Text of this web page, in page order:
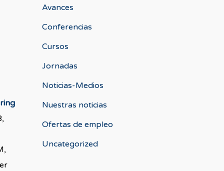
Avances
Conferencias
Cursos
Jornadas
Noticias-Medios
Nuestras noticias
Ofertas de empleo
Uncategorized